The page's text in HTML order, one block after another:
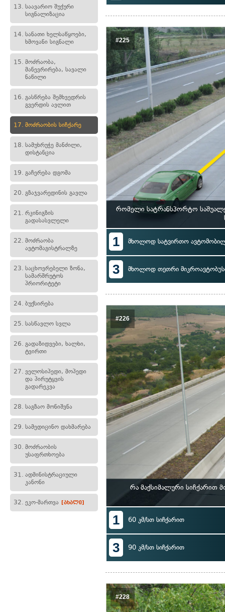
13. საავარიო შუქური
სიგნალიზაცია
14. სანათი ხელსაწყოები,
ხმოვანი სიგნალი
15. მოძრაობა,
მანევრირება, სავალი
ნაწილი
16. გასწრება შემხვედრის
გვერდის ავლით
17. მოძრაობის სიჩქარე
18. სამუხრუჭე მანძილი,
დისტანცია
19. გაჩერება დგომა
20. გზაჯვარედინის გავლა
21. რკინიგზის
გადასასვლელი
22. მოძრაობა
ავტომაგისტრალზე
23. საცხოვრებელი ზონა,
სამარშრუტოს
პრიორიტეტი
24. ბუქსირება
25. სასწავლო სვლა
26. გადაზიდვები, ხალხი,
ტვირთი
27. ველოსიპედი, მოპედი
და პირუტყვის
გადარეკვა
28. საგზაო მონიშვნა
29. სამედიცინო დახმარება
30. მოძრაობის
უსაფრთხოება
31. ადმინისტრაციული
კანონი
32. ეკო-მართვა [ახალი]
#225
რომელი სატრანსპორტო
1 მხოლოდ სატვირთო
3 მხოლოდ თეთრი
#226
რა მაქსიმალური სიჩქარით
1 60 კმ/სთ სიჩქარით
3 90 კმ/სთ სიჩქარით
#228